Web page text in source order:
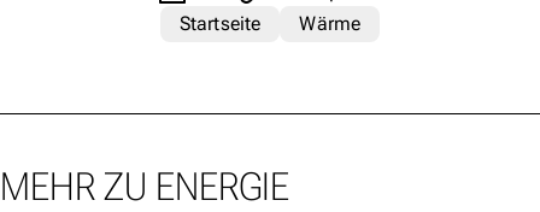
Startseite
Wärme
MEHR ZU ENERGIE